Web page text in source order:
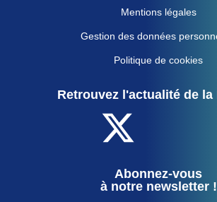
Mentions légales
Gestion des données
Politique de cookies
Retrouvez l'actualité de la
Abonnez-vous
à notre newsletter !